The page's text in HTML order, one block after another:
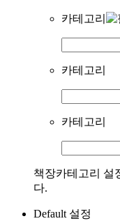
카테고리
카테고리
카테고리
책장카테고리 설
다.
Default 설정